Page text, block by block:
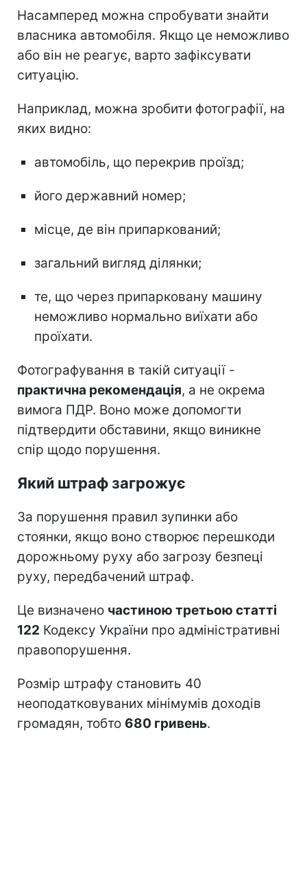
Насамперед можна спробувати знайти
власника автомобіля. Якщо це неможливо
або він не реагує, варто зафіксувати
ситуацію.
Наприклад, можна зробити фотографії, на
яких видно:
автомобіль, що перекрив проїзд;
його державний номер;
місце, де він припаркований;
загальний вигляд ділянки;
те, що через припарковану машину
неможливо нормально виїхати або
проїхати.
Фотографування в такій ситуації -
практична рекомендація, а не окрема
вимога ПДР. Воно може допомогти
підтвердити обставини, якщо виникне
спір щодо порушення.
Який штраф загрожує
За порушення правил зупинки або
стоянки, якщо воно створює перешкоди
дорожньому руху або загрозу безпеці
руху, передбачений штраф.
Це визначено частиною третьою статті
122 Кодексу України про адміністративні
правопорушення.
Розмір штрафу становить 40
неоподатковуваних мінімумів доходів
громадян, тобто 680 гривень.